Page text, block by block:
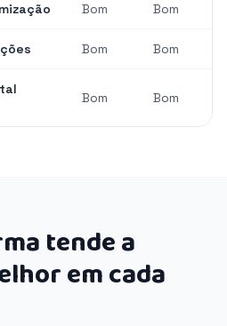
Bom Bom
Bom Bom
Bom Bom
tende a
em cada